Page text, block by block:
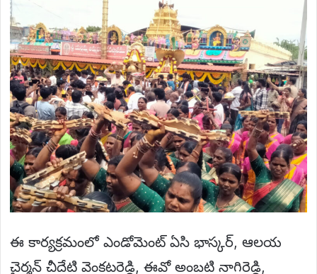
ఈ కార్యక్రమంలో ఎండోమెంట్ ఏసి భాస్కర్, ఆలయ
చైర్మన్ చీదేటి వెంకటరెడ్డి, ఈవో అంబటి నాగిరెడ్డి,